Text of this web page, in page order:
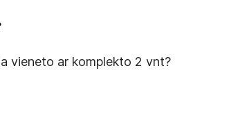
vieneto ar komplekto 2 vnt?